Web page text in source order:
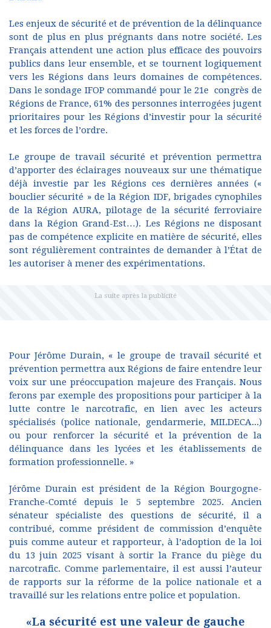
Les enjeux de sécurité et de prévention de la délinquance
sont de plus en plus prégnants dans notre société. Les
Français attendent une action plus efficace des pouvoirs
publics dans leur ensemble, et se tournent logiquement
vers les Régions dans leurs domaines de compétences.
Dans le sondage IFOP commandé pour le 21e congrès de
Régions de France, 61% des personnes interrogées jugent
prioritaires pour les Régions d’investir pour la sécurité
et les forces de l’ordre.
Le groupe de travail sécurité et prévention permettra
d’apporter des éclairages nouveaux sur une thématique
déjà investie par les Régions ces dernières années («
bouclier sécurité » de la Région IDF, brigades cynophiles
de la Région AURA, pilotage de la sécurité ferroviaire
dans la Région Grand-Est…). Les Régions ne disposant
pas de compétence explicite en matière de sécurité, elles
sont régulièrement contraintes de demander à l’État de
les autoriser à mener des expérimentations.
Pour Jérôme Durain, « le groupe de travail sécurité et
prévention permettra aux Régions de faire entendre leur
voix sur une préoccupation majeure des Français. Nous
ferons par exemple des propositions pour participer à la
lutte contre le narcotrafic, en lien avec les acteurs
spécialisés (police nationale, gendarmerie, MILDECA...)
ou pour renforcer la sécurité et la prévention de la
délinquance dans les lycées et les établissements de
formation professionnelle. »
Jérôme Durain est président de la Région Bourgogne-
Franche-Comté depuis le 5 septembre 2025. Ancien
sénateur spécialiste des questions de sécurité, il a
contribué, comme président de commission d’enquête
puis comme auteur et rapporteur, à l’adoption de la loi
du 13 juin 2025 visant à sortir la France du piège du
narcotrafic. Comme parlementaire, il est aussi l’auteur
de rapports sur la réforme de la police nationale et a
travaillé sur les relations entre police et population.
«La sécurité est une valeur de gauche